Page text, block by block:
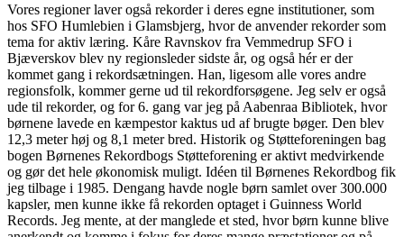
Vores regioner laver også rekorder i deres egne institutioner, som
hos SFO Humlebien i Glamsbjerg, hvor de anvender rekorder som
tema for aktiv læring. Kåre Ravnskov fra Vemmedrup SFO i
Bjæverskov blev ny regionsleder sidste år, og også hér er der
kommet gang i rekordsætningen. Han, ligesom alle vores andre
regionsfolk, kommer gerne ud til rekordforsøgene. Jeg selv er også
ude til rekorder, og for 6. gang var jeg på Aabenraa Bibliotek, hvor
børnene lavede en kæmpestor kaktus ud af brugte bøger. Den blev
12,3 meter høj og 8,1 meter bred. Historik og Støtteforeningen bag
bogen Børnenes Rekordbogs Støtteforening er aktivt medvirkende
og gør det hele økonomisk muligt. Idéen til Børnenes Rekordbog fik
jeg tilbage i 1985. Dengang havde nogle børn samlet over 300.000
kapsler, men kunne ikke få rekorden optaget i Guinness World
Records. Jeg mente, at der manglede et sted, hvor børn kunne blive